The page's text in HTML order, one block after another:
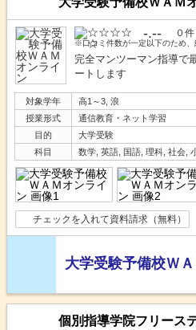
-.-- ０件
※口コミ件数が一定以下のため
完全マンツーマン指導で
ートします
対象学年
高1～3, 浪
授業形式
通信教育・ネット学習
目的
大学受験
科目
数学, 英語, 国語, 理科, 社会,
チェックを入れて資料請求（無料）
大学受験予備校Ｗ
個別指導学院フリース